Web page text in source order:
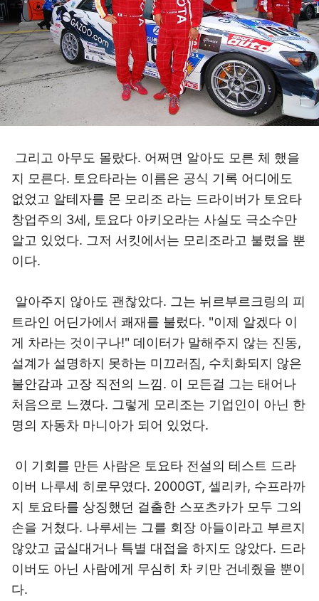
그리고 아무도 몰랐다. 어쩌면 알아도 모른 체 했을
지 모른다. 토요타라는 이름은 공식 기록 어디에도
없었고 알테자를 몬 모리조 라는 드라이버가 토요타
창업주의 3세, 토요다 아키오라는 사실도 극소수만
알고 있었다. 그저 서킷에서는 모리조라고 불렸을 뿐
이다.
알아주지 않아도 괜찮았다. 그는 뉘르부르크링의 피
트라인 어딘가에서 쾌재를 불렀다. "이제 알겠다 이
게 차라는 것이구나!" 데이터가 말해주지 않는 진동,
설계가 설명하지 못하는 미끄러짐, 수치화되지 않은
불안감과 고장 직전의 느낌. 이 모든걸 그는 태어나
처음으로 느꼈다. 그렇게 모리조는 기업인이 아닌 한
명의 자동차 마니아가 되어 있었다.
이 기회를 만든 사람은 토요타 전설의 테스트 드라
이버 나루세 히로무였다. 2000GT, 셀리카, 수프라까
지 토요타를 상징했던 걸출한 스포츠카가 모두 그의
손을 거쳤다. 나루세는 그를 회장 아들이라고 부르지
않았고 굽실대거나 특별 대접을 하지도 않았다. 드라
이버도 아닌 사람에게 무심히 차 키만 건네줬을 뿐이
다.